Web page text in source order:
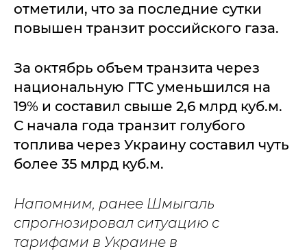
отметили, что за последние сутки
повышен транзит российского газа.
За октябрь объем транзита через
национальную ГТС уменьшился на
19% и составил свыше 2,6 млрд куб.м.
С начала года транзит голубого
топлива через Украину составил чуть
более 35 млрд куб.м.
Напомним, ранее Шмыгаль
спрогнозировал ситуацию с
тарифами в Украине в